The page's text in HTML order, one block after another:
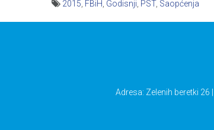
2015 FBiH Godisnji PST, Saopćenja
Adresa: Zelenih beretki 26